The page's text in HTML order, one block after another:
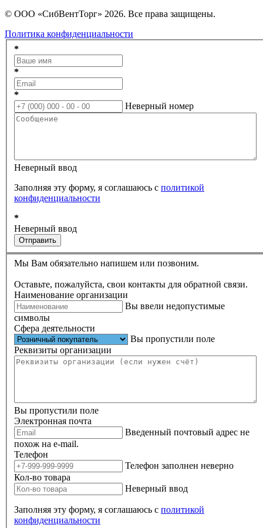
© ООО «СибВентТорг» 2026. Все права защищены.
Политика конфиденциальности
*
*
*
Неверный номер
Неверный ввод
Заполняя эту форму, я соглашаюсь с политикой
конфиденциальности
*
Неверный ввод
Отправить
Мы Вам обязательно напишем или позвоним.
Оставьте, пожалуйста, свои контакты для обратной связи.
Наименование организации
Вы ввели недопустимые
символы
Сфера деятельности
Вы пропустили поле
Реквизиты организации
Вы пропустили поле
Электронная почта
Введенный почтовый адрес не
похож на e-mail.
Телефон
Телефон заполнен неверно
Кол-во товара
Неверный ввод
Заполняя эту форму, я соглашаюсь с политикой
конфиденциальности